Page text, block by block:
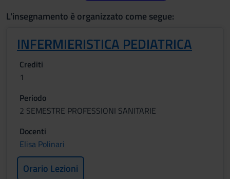
L'insegnamento è organizzato come segue:
INFERMIERISTICA PEDIATRICA
Crediti
1
Periodo
2 SEMESTRE PROFESSIONI SANITARIE
Docenti
Elisa Polinari
Orario Lezioni